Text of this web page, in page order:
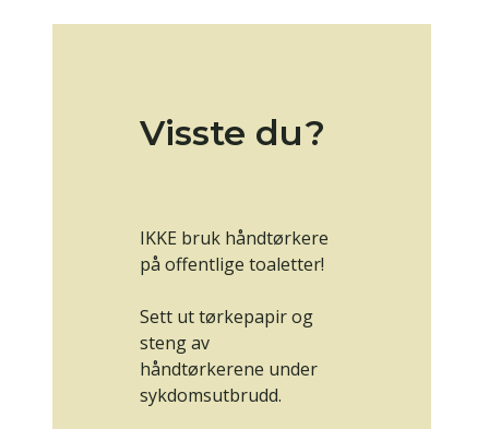
Visste du?
IKKE bruk håndtørkere
på offentlige toaletter!
Sett ut tørkepapir og
steng av
håndtørkerene under
sykdomsutbrudd.